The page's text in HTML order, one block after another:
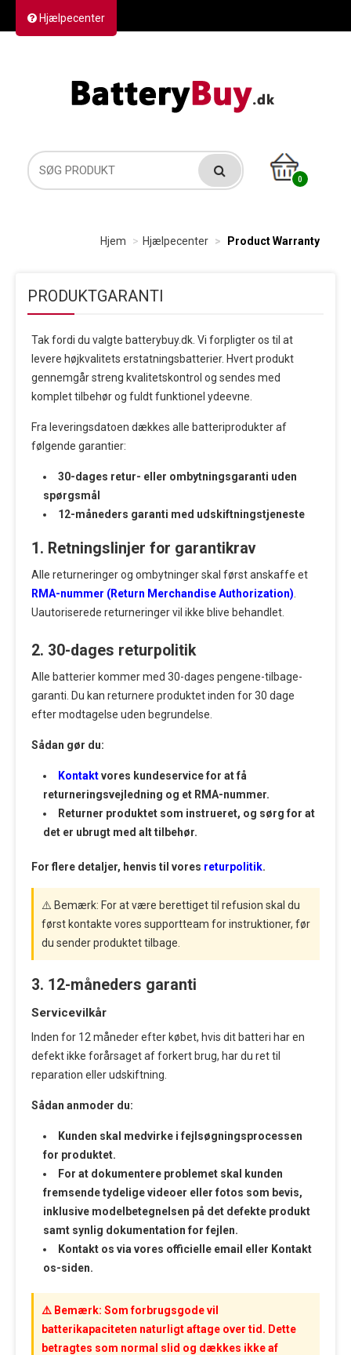
Hjælpecenter
0
Hjem Hjælpecenter Product Warranty
PRODUKTGARANTI
Tak fordi du valgte batterybuy.dk. Vi forpligter os til at
levere højkvalitets erstatningsbatterier. Hvert produkt
gennemgår streng kvalitetskontrol og sendes med
komplet tilbehør og fuldt funktionel ydeevne.
Fra leveringsdatoen dækkes alle batteriprodukter af
følgende garantier:
30-dages retur- eller ombytningsgaranti uden
spørgsmål
12-måneders garanti med udskiftningstjeneste
1. Retningslinjer for garantikrav
Alle returneringer og ombytninger skal først anskaffe et
RMA-nummer (Return Merchandise Authorization)
Uautoriserede returneringer vil ikke blive behandlet.
2. 30-dages returpolitik
Alle batterier kommer med 30-dages pengene-tilbage-
garanti. Du kan returnere produktet inden for 30 dage
efter modtagelse uden begrundelse.
Sådan gør du:
Kontaktvores kundeservice for at få
returneringsvejledning og et RMA-nummer.
Returner produktet som instrueret, og sørg for at
det er ubrugt med alt tilbehør.
For flere detaljer, henvis til vores returpolitik.
⚠️ Bemærk: For at være berettiget til refusion skal du
først kontakte vores supportteam for instruktioner, før
du sender produktet tilbage.
3. 12-måneders garanti
Servicevilkår
Inden for 12 måneder efter købet, hvis dit batteri har en
defekt ikke forårsaget af forkert brug, har du ret til
reparation eller udskiftning.
Sådan anmoder du:
Kunden skal medvirke i fejlsøgningsprocessen
for produktet.
For at dokumentere problemet skal kunden
fremsende tydelige videoer eller fotos som bevis,
inklusive modelbetegnelsen på det defekte produkt
samt synlig dokumentation for fejlen.
Kontakt os via vores officielle email eller Kontakt
os-siden.
⚠️ Bemærk: Som forbrugsgode vil
batterikapaciteten naturligt aftage over tid. Dette
betragtes som normal slid og dækkes ikke af